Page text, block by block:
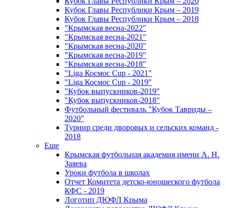
Кубок Главы Республики Крым – 2019
Кубок Главы Республики Крым – 2018
"Крымская весна-2022"
"Крымская весна-2021"
"Крымская весна-2020"
"Крымская весна-2019"
"Крымская весна-2018"
"Liga Космос Cup - 2021"
"Liga Космос Cup - 2019"
"Кубок выпускников-2019"
"Кубок выпускников-2018"
Футбольный фестиваль "Кубок Тавриды –
2020"
Турнир среди дворовых и сельских команд -
2018
Еще
Крымская футбольная академия имени А. Н.
Заяева
Уроки футбола в школах
Отчет Комитета детско-юношеского футбола
КФС - 2019
Логотип ДЮФЛ Крыма